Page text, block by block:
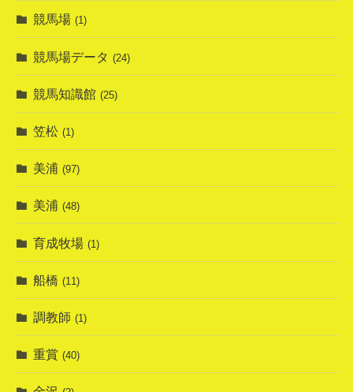
競馬場 (1)
競馬場データ (24)
競馬知識館 (25)
笠松 (1)
美浦 (97)
美浦 (48)
育成牧場 (1)
船橋 (11)
調教師 (1)
重賞 (40)